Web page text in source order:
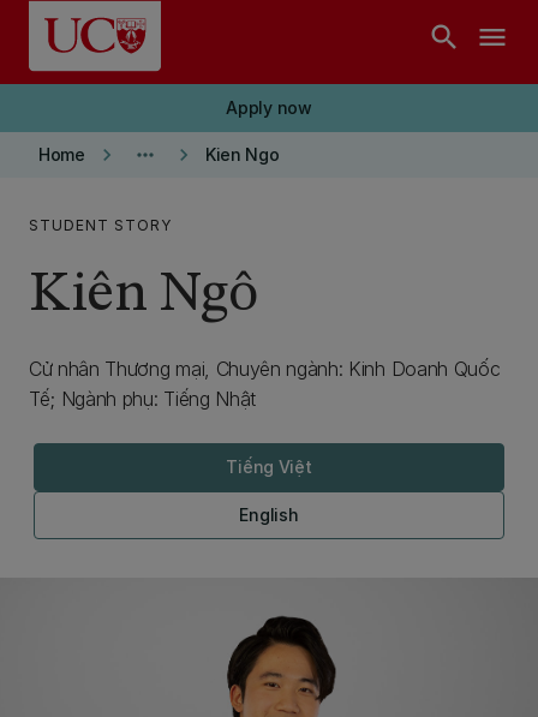
Skip to main content
search menu
Apply now
Home keyboard_arrow_right more_horiz keyboard_arrow_right Kien Ngo
STUDENT STORY
Kiên Ngô
Cử nhân Thương mại, Chuyên ngành: Kinh Doanh Quốc
Tế; Ngành phụ: Tiếng Nhật
Tiếng Việt
English